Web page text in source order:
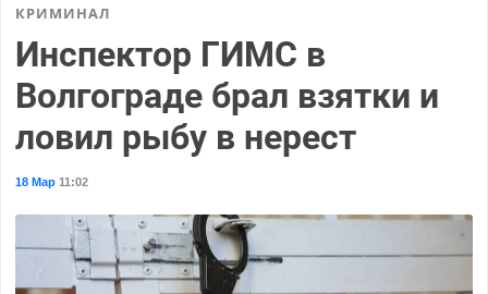
КРИМИНАЛ
Инспектор ГИМС в
Волгограде брал взятки и
ловил рыбу в нерест
18 Мар11:02